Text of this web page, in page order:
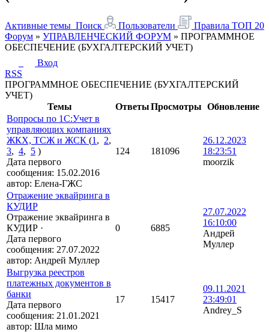
Активные темы Поиск Пользователи Правила ТОП 20
Форум » УПРАВЛЕНЧЕСКИЙ ФОРУМ » ПРОГРАММНОЕ
ОБЕСПЕЧЕНИЕ (БУХГАЛТЕРСКИЙ УЧЕТ)
Вход
RSS
ПРОГРАММНОЕ ОБЕСПЕЧЕНИЕ (БУХГАЛТЕРСКИЙ
УЧЕТ)
Темы
ОтветыПросмотры Обновление
Вопросы по 1С:Учет в
управляющих компаниях
ЖКХ, ТСЖ и ЖСК (1 , 2,
3, 4, 5 )
Дата первого
сообщения: 15.02.2016
автор: Елена-ГЖС
124 181096
26.12.2023
18:23:51
moorzik
Отражение эквайринга в
КУДИР
Отражение эквайринга в
КУДИР ·
Дата первого
сообщения: 27.07.2022
автор: Андрей Муллер
0 6885
27.07.2022
16:10:00
Андрей
Муллер
Выгрузка реестров
платежных документов в
банки
Дата первого
сообщения: 21.01.2021
автор: Шла мимо
17 15417
09.11.2021
23:49:01
Andrey_S